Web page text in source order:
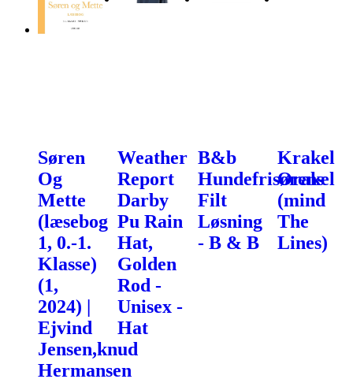
Søren
Og
Mette
(læsebog
1, 0.-1.
Klasse)
(1,
2024) |
Ejvind
Jensen,knud
Hermansen
Weather
Report
Darby
Pu Rain
Hat,
Golden
Rod -
Unisex -
Hat
B&b
Hundefrisørens
Filt
Løsning
- B & B
Krakel
Orakel
(mind
The
Lines)